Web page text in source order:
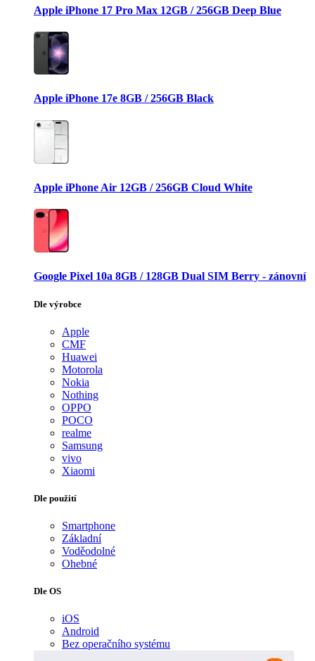
Apple iPhone 17 Pro Max 12GB / 256GB Deep Blue
Apple iPhone 17e 8GB / 256GB Black
Apple iPhone Air 12GB / 256GB Cloud White
Google Pixel 10a 8GB / 128GB Dual SIM Berry - zánovní
Dle výrobce
Apple
CMF
Huawei
Motorola
Nokia
Nothing
OPPO
POCO
realme
Samsung
vivo
Xiaomi
Dle použití
Smartphone
Základní
Voděodolné
Ohebné
Dle OS
iOS
Android
Bez operačního systému